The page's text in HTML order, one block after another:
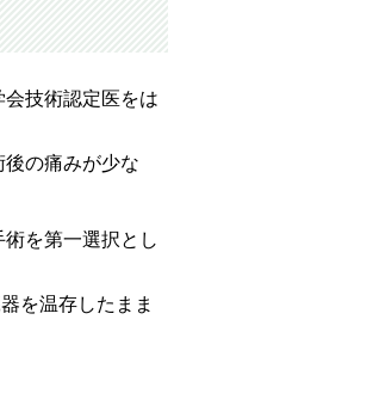
技術認定医をは
の痛みが少な
を第一選択とし
を温存したまま